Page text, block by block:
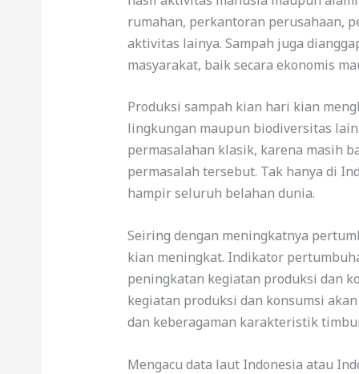
rumahan, perkantoran perusahaan,
aktivitas lainya. Sampah juga
masyarakat, baik secara ekonomis
Produksi sampah kian hari kian
lingkungan maupun biodiversitas
permasalahan klasik, karena masih
permasalah tersebut. Tak hanya di
hampir seluruh belahan dunia.
Seiring dengan meningkatnya
kian meningkat. Indikator
peningkatan kegiatan produksi dan
kegiatan produksi dan konsumsi
dan keberagaman karakteristik
Mengacu data laut Indonesia atau